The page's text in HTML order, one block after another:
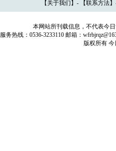
【 关于我们 】- 【联系方法
本网站所刊载信息，不代表今
服务热线：0536-3233110 邮箱：
版权所有 今